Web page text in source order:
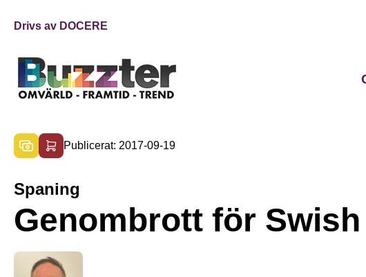
Drivs av DOCERE
Publicerat: 2017-09-19
Spaning
Genombrott för Swish